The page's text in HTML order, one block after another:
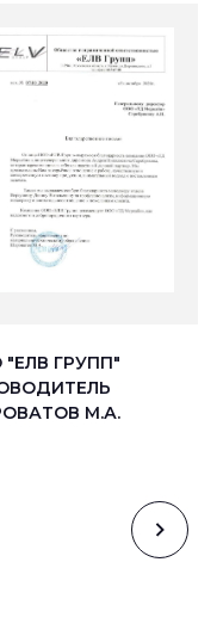
ГРУПП"
М.А.